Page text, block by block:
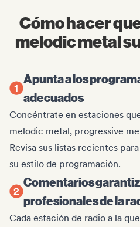
Cómo hacer
melodic metal
Apunta a los
adecuados
Concéntrate en estaciones
melodic metal, progressive
Revisa sus listas recientes
su estilo de programación.
Comentarios
profesionales de la
Cada estación de radio a la